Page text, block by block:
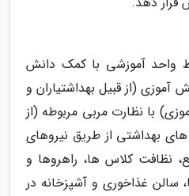
واحد آموزشی با کمک دانش
(از قبیل بهداشتیاران و
با نظارت مربی مربوطه (از
بهداشتی از طریق نیروهای
نظافت کلاس ها، راهروها و
سالن غذاخوری و آشپزخانه در